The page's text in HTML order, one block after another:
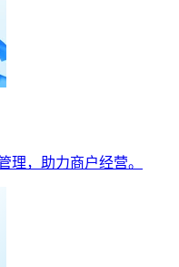
理，助力商户经营。